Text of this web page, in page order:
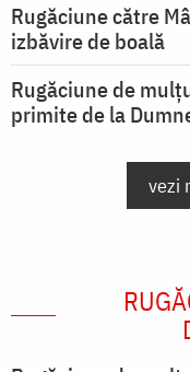
Rugăciune către
izbăvire de boală
Rugăciune de
primite de la
vezi